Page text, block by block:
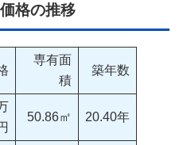
格の推移
専有面
積
築年数
50.86㎡ 20.40年